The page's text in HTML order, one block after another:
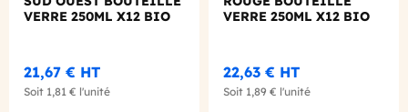
VERRE 250ML X12 BIO
21,67 € HT
Soit 1,81 € l'unité
VERRE 250ML X12 BIO
22,63 € HT
Soit 1,89 € l'unité